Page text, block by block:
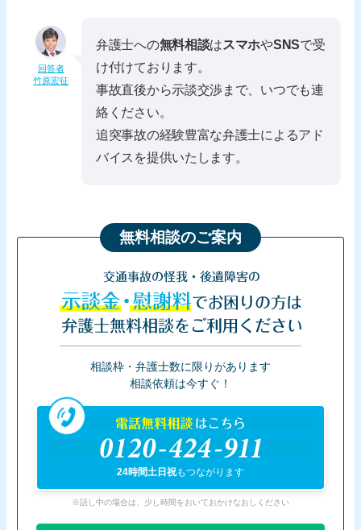
回答者
竹原宏征
弁護士への無料相談はスマホやSNSで受
け付けております。
事故直後から示談交渉まで、いつでも連
絡ください。
追突事故の経験豊富な弁護士によるアド
バイスを提供いたします。
無料相談のご案内
交通事故の怪我・後遺障害の
示談金・慰謝料でお困りの方は
弁護士無料相談をご利用ください
相談枠・弁護士数に限りがあります
相談依頼は今すぐ！
電話無料相談はこちら
0120-424-911
24時間土日祝もつながります
※話し中の場合は、少し時間をおいておかけなおしください